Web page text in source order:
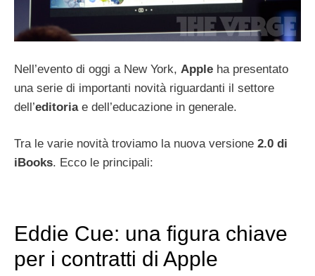
Nell’evento di oggi a New York, Apple ha presentato
una serie di importanti novità riguardanti il settore
dell’editoriae dell’educazione in generale.
Tra le varie novità troviamo la nuova versione 2.0 di
iBooks. Ecco le principali:
Eddie Cue: una figura chiave
per i contratti di Apple